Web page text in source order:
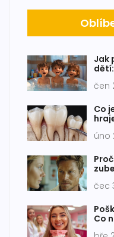
Jak
čen
Co
úno
čec
Co